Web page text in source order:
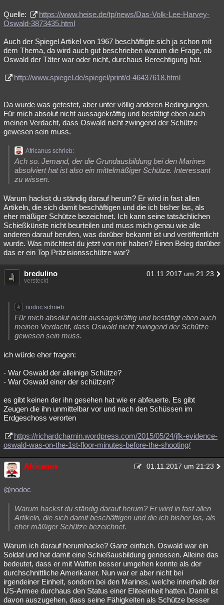
Quelle:
https://www.heise.de/tp/news/Das-Volk-Lee-Harvey-
Oswald-3873435.html
Auch der Spiegel Artikel von 1967 beschäftigte sich ja schon mit
dem Thema, da wird auch gut beschrieben warum die Frage, ob
Oswald der Täter war oder nicht, durchaus Berechtigung hat.
http://www.spiegel.de/spiegel/print/d-46437618.html
Da wurde was getestet, aber unter völlig anderen Bedingungen.
Für mich absolut nicht aussagekräftig und bestätigt eben auch
meinen Verdacht, dass Oswald nicht zwingend der Schütze
gewesen sein muss.
Africanus schrieb:
Ach so. Jemand, der die Grundausbildung bei den Marines
absolviert hat ist also ein mittelmäßiger Schütze. Interessant
zu wissen.
Warum hackst du ständig darauf herum? Er wird in fast allen
Artikeln, die sich damit beschäftigen und die ich bisher las, als
eher mäßiger Schütze bezeichnet. Ich kann seine tatsächlichen
Schießkünste nicht beurteilen und muss mich genau wie alle
anderen darauf berufen, was darüber bekannt ist und veröffentlicht
wurde. Was möchtest du jetzt von mir haben? Einen Beleg darüber
das er ein Top Präzisionsschütze war?
bredulino 01.11.2017 um 21:23
versteckt
nodoc schrieb:
Für mich absolut nicht aussagekräftig und bestätigt eben auch
meinen Verdacht, dass Oswald nicht zwingend der Schütze
gewesen sein muss.
ich würde eher fragen:
- War Oswald der alleinige Schütze?
- War Oswald einer der schützen?
es gibt keinen der ihn gesehen hat wie er abfeuerte. Es gibt
Zeugen die ihn unmittelbar vor und nach den Schüssen im
Erdgeschoss verorten
https://richardcharnin.wordpress.com/2015/05/24/jfk-evidence-
oswald-was-on-the-1st-floor-minutes-before-the-shooting/
Africanus 01.11.2017 um 21:23
@nodoc
Warum hackst du ständig darauf herum? Er wird in fast allen
Artikeln, die sich damit beschäftigen und die ich bisher las, als
eher mäßiger Schütze bezeichnet.
Warum ich darauf herumhacke? Ganz einfach. Oswald war ein
Soldat und hat damit eine Schießausbildung genossen. Alleine das
bedeutet, dass er mit Waffen besser umgehen konnte als der
durchschnittliche Amerikaner. Nun war er aber nicht bei
irgendeiner Einheit, sondern bei den Marines, welche innerhalb der
US-Armee durchaus den Status einer Eliteeinheit hatten. Damit ist
davon auszugehen, dass seine Fähigkeiten als Schütze besser